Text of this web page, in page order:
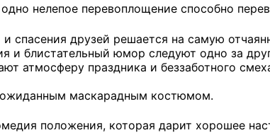
нелепое перевоплощение способно
друзей решается на самую
и блистательный юмор следуют одно за
атмосферу праздника и беззаботного
маскарадным костюмом.
положения, которая дарит хорошее